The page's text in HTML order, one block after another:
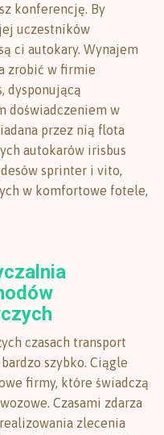
konferencję. By
uczestników
ci autokary. Wynajem
zrobić w firmie
dysponującą
doświadczeniem w
przez nią flota
autokarów irisbus
sprinter i vito,
w komfortowe fotele,
czasach transport
szybko. Ciągle
firmy, które świadczą
Czasami zdarza
zlecenia